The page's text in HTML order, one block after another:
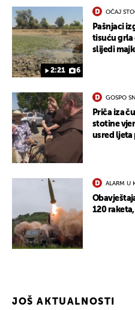
2:21 6
OČAJ
Pašnjaci
tisuću grla
slijedi
GOSPO
Priča iza
stotine
usred ljeta
ALARM U
120
JOŠ AKTUALNOSTI